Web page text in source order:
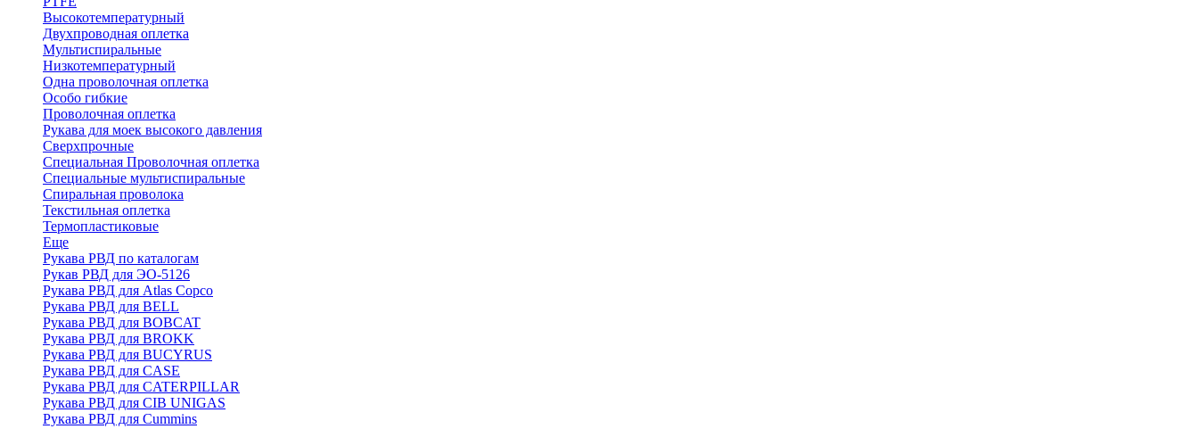
Высокотемпературный
Двухпроводная оплетка
Мультиспиральные
Низкотемпературный
Одна проволочная оплетка
Особо гибкие
Проволочная оплетка
Рукава для моек высокого давления
Сверхпрочные
Специальная Проволочная оплетка
Специальные мультиспиральные
Спиральная проволока
Текстильная оплетка
Термопластиковые
Еще
Рукава РВД по каталогам
Рукав РВД для ЭО-5126
Рукава РВД для Atlas Copco
Рукава РВД для BELL
Рукава РВД для BOBCAT
Рукава РВД для BROKK
Рукава РВД для BUCYRUS
Рукава РВД для CASE
Рукава РВД для CATERPILLAR
Рукава РВД для CIB UNIGAS
Рукава РВД для Cummins